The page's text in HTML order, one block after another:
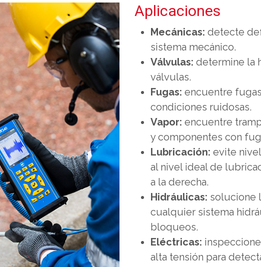
Aplicaciones
Mecánicas: detecte
sistema mecánico.
Válvulas: determine la
válvulas.
Fugas: encuentre
condiciones ruidosas.
Vapor: encuentre
y componentes con
Lubricación: evite
al nivel ideal de
a la derecha.
Hidráulicas: solucione
cualquier sistema
bloqueos.
Eléctricas:
alta tensión para